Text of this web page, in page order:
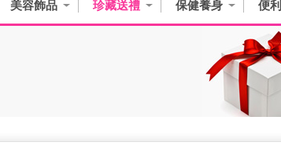
美容飾品 珍藏送禮 保健養身 便